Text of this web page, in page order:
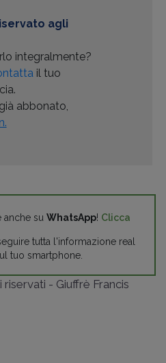
agli
integralmente?
il tuo
abbonato,
anche su WhatsApp! Clicca
tutta l'informazione real
tuo smartphone.
- Giuffrè Francis